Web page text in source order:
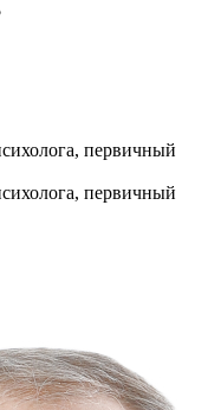
первичный
первичный